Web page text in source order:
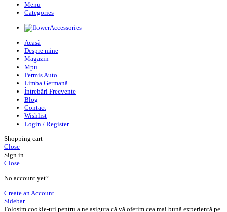
Menu
Categories
Accessories
Acasă
Despre mine
Magazin
Mpu
Permis Auto
Limba Germană
Întrebări Frecvente
Blog
Contact
Wishlist
Login / Register
Shopping cart
Close
Sign in
Close
No account yet?
Create an Account
Sidebar
Folosim cookie-uri pentru a ne asigura că vă oferim cea mai bună experiență pe